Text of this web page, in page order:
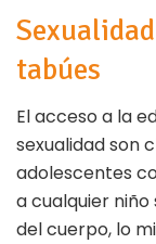
tabúes
El acceso a la
sexualidad son
adolescentes
a cualquier
del cuerpo, lo